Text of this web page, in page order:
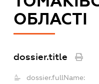
ОБЛАСТІ
dossier.title
dossier.fullName: